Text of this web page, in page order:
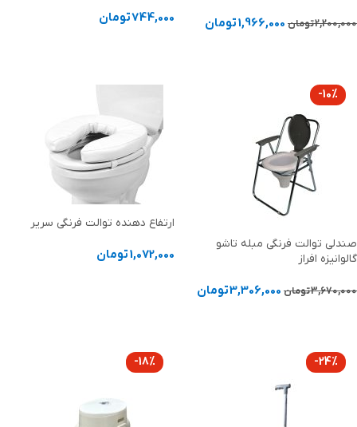
2,200,000تومان 1,966,000تومان 744,000تومان
-10%
صندلی توالت فرنگی مبله تاشو
گالوانیزه افراز
3,670,000تومان 3,306,000تومان
ارتفاع دهنده توالت فرنگی سریر
1,072,000تومان
-24%
-18%